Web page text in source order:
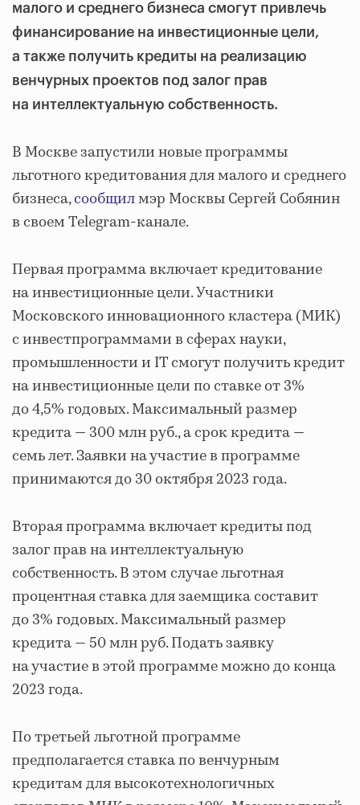
малого и среднего бизнеса смогут привлечь
финансирование на инвестиционные цели,
а также получить кредиты на реализацию
венчурных проектов под залог прав
на интеллектуальную собственность.
В Москве запустили новые программы
льготного кредитования для малого и среднего
бизнеса,сообщилмэр Москвы Сергей Собянин
в своем Telegram-канале.
Первая программа включает кредитование
на инвестиционные цели. Участники
Московского инновационного кластера (МИК)
с инвестпрограммами в сферах науки,
промышленности и IT смогут получить кредит
на инвестиционные цели по ставке от 3%
до 4,5% годовых. Максимальный размер
кредита — 300 млн руб., а срок кредита —
семь лет. Заявки на участие в программе
принимаются до 30 октября 2023 года.
Вторая программа включает кредиты под
залог прав на интеллектуальную
собственность. В этом случае льготная
процентная ставка для заемщика составит
до 3% годовых. Максимальный размер
кредита — 50 млн руб. Подать заявку
на участие в этой программе можно до конца
2023 года.
По третьей льготной программе
предполагается ставка по венчурным
кредитам для высокотехнологичных